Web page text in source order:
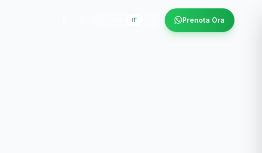
IT Prenota Ora